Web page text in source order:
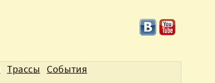
Трассы События